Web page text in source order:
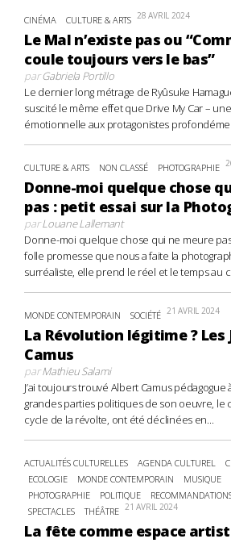
CINÉMA CULTURE & ARTS 28 AVRIL 2024
Le Mal n’existe pas ou
coule toujours vers le bas”
parGabriela Portillo
Le dernier long métrage de Ryûsuke
suscité le même effet que Drive My Car –
émotionnelle aux protagonistes
CULTURE & ARTS NON CLASSÉ PHOTOGRAPHIE
Donne-moi quelque chose
pas : petit essai sur la
parLouane Lallemant
Donne-moi quelque chose qui ne meure
folle promesse que nous a faite la
surréaliste, elle prend le réel et le temps au
MONDE CONTEMPORAIN SOCIÉTÉ 21 AVRIL 2024
La Révolution légitime ? Les
Camus
parMathieu Salami
J’ai toujours trouvé Albert Camus pédagogue
grandes parties politiques de son oeuvre, le
cycle de la révolte, ont été déclinées en...
ACTUALITÉS CULTURELLES AGENDA CULTUREL
ECOLOGIE
MONDE CONTEMPORAIN MUSIQUE
PHOTOGRAPHIE
POLITIQUE
SPECTACLES
THÉÂTRE 21 AVRIL 2024
La fête comme espace